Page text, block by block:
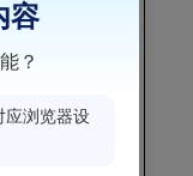
容
？
应浏览器设